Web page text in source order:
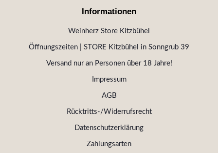
Informationen
Weinherz Store Kitzbühel
Öffnungszeiten | STORE Kitzbühel in Sonngrub 39
Versand nur an Personen über 18 Jahre!
Impressum
AGB
Rücktritts-/Widerrufsrecht
Datenschutzerklärung
Zahlungsarten